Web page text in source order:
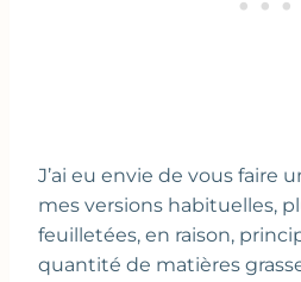
J’ai eu envie de vous faire
mes versions habituelles,
feuilletées, en raison,
quantité de matières